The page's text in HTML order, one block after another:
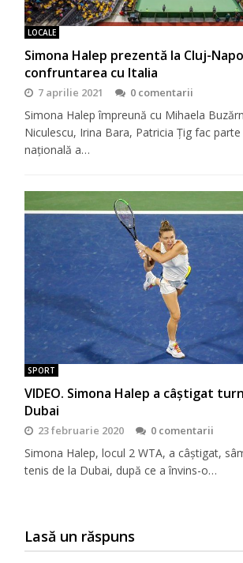
LOCALE
Simona Halep prezentă la Cluj-
confruntarea cu Italia
7 aprilie 2021 0 comentarii
Simona Halep împreună cu Mihaela
Niculescu, Irina Bara, Patricia Ţig fac
națională a…
SPORT
VIDEO. Simona Halep a câștigat
Dubai
23 februarie 2020 0 comentarii
Simona Halep, locul 2 WTA, a câștigat,
tenis de la Dubai, după ce a învins-o…
Lasă un răspuns